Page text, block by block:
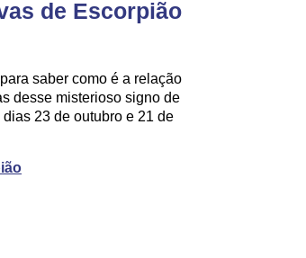
de Escorpião
saber como é a relação
desse misterioso signo de
23 de outubro e 21 de